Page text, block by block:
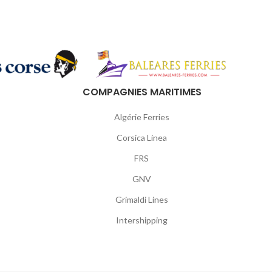
COMPAGNIES MARITIMES
Algérie Ferries
Corsica Linea
FRS
GNV
Grimaldi Lines
Intershipping